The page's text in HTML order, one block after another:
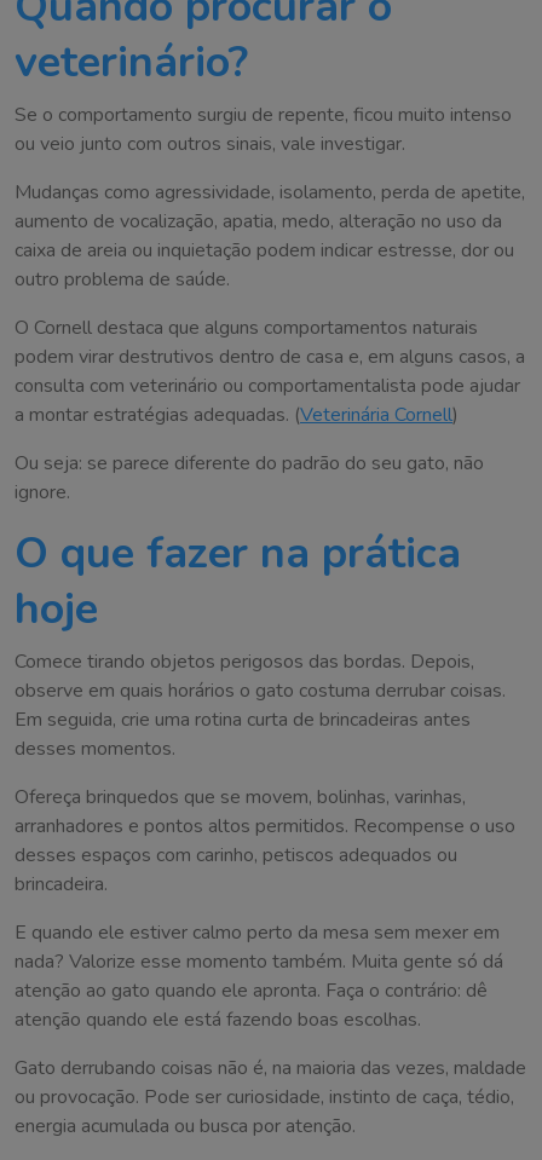
veterinário?
Se o comportamento surgiu de repente, ficou muito intenso
ou veio junto com outros sinais, vale investigar.
Mudanças como agressividade, isolamento, perda de apetite,
aumento de vocalização, apatia, medo, alteração no uso da
caixa de areia ou inquietação podem indicar estresse, dor ou
outro problema de saúde.
O Cornell destaca que alguns comportamentos naturais
podem virar destrutivos dentro de casa e, em alguns casos, a
consulta com veterinário ou comportamentalista pode ajudar
a montar estratégias adequadas. (Veterinária Cornell)
Ou seja: se parece diferente do padrão do seu gato, não
ignore.
O que fazer na prática
hoje
Comece tirando objetos perigosos das bordas. Depois,
observe em quais horários o gato costuma derrubar coisas.
Em seguida, crie uma rotina curta de brincadeiras antes
desses momentos.
Ofereça brinquedos que se movem, bolinhas, varinhas,
arranhadores e pontos altos permitidos. Recompense o uso
desses espaços com carinho, petiscos adequados ou
brincadeira.
E quando ele estiver calmo perto da mesa sem mexer em
nada? Valorize esse momento também. Muita gente só dá
atenção ao gato quando ele apronta. Faça o contrário: dê
atenção quando ele está fazendo boas escolhas.
Gato derrubando coisas não é, na maioria das vezes, maldade
ou provocação. Pode ser curiosidade, instinto de caça, tédio,
energia acumulada ou busca por atenção.